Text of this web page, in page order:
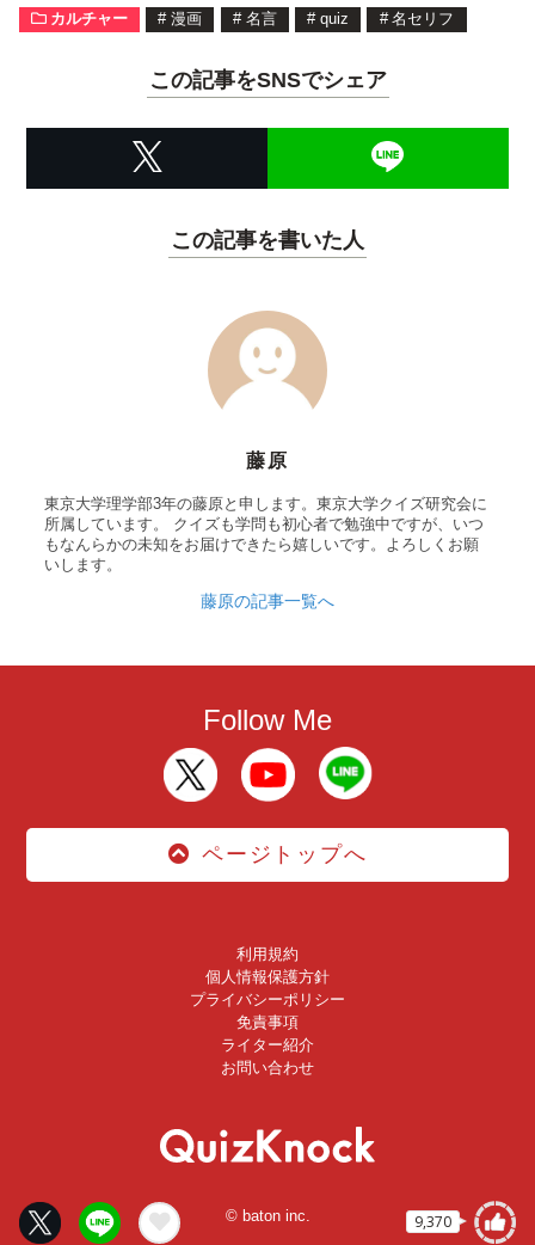
9,370
カルチャー # 漫画 # 名言 # quiz # 名セリフ
この記事をSNSでシェア
この記事を書いた人
藤原
東京大学理学部3年の藤原と申します。東京大学クイズ研究会に
所属しています。 クイズも学問も初心者で勉強中ですが、いつ
もなんらかの未知をお届けできたら嬉しいです。よろしくお願
いします。
藤原の記事一覧へ
Follow Me
ページトップへ
利用規約
個人情報保護方針
プライバシーポリシー
免責事項
ライター紹介
お問い合わせ
© baton inc.